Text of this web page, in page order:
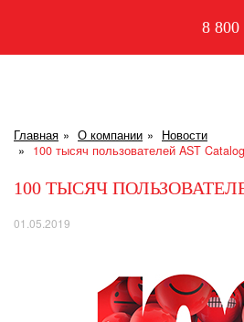
8 800
Главная О компании
Новости
100 тысяч пользователей AST
100 ТЫСЯЧ
01.05.2019